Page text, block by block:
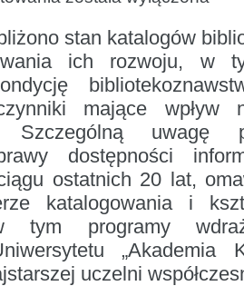
i katalogi
przeszłość,
teraźniejszość,
przyszłość
stan katalogów
ich rozwoju, w
mające wpływ
Szczególną uwagę
dostępności
ostatnich 20 lat,
katalogowania i
tym programy
„Akademia
uczelni